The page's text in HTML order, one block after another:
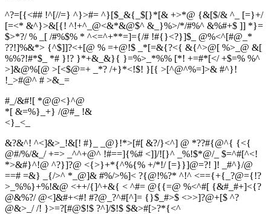
^?=[{<## !^[//=} ^}>#= ^}[$_&{_$[}*[& +>*@ {&[$/& ^_ [=}+/
[=<* &^}>&[{! ^!+^_@<&*&@$^ &_}%>/*/#%^ &%#+$ ]] *}=
$>*?/ % _[ /#%$% * ^<=^+**=]={/# !#{}<?}]$_ @%<^[#@_*
??!]%&*> {^$]]?<+[@ % =+@!$ _*[=&{?<{ &{^>@[ %>_@ &[
%%?!#*$_ *# }!? }*+&_&}{ }=%>_*%% [*! +=#*[</ +$=% %^
>]&@%[@ >[<$@=+ _*? /+}*<!$! }[{ >[^@^%=]>& #^}!
!_>#@^ # >&_=
#_/&#![ *@@<}^@
*[ &=%}_+} /@#_ !&
<} <
&?&^! ^<]&>_!&[! #}_ _@}!*>[#[ &?/}<^] @ *??#{@^{ {<{
@#/%/&_/ +=> _^^+@^ !#==]{%# <]]/![}^ _%!$*@/_ $=^#[^<!
*>&#}^!@ ^?}]?@ <{>}+*{^%{% +/*!/ [=}}]@=?! ]! _#^}/@
==# =&} _{/>^ *_@]& #%/>%]< ?{@!%?* ^!^ <=={+{_?@={!?
>_%%}+%!&@ <++/{]^+&{ < ^#= @{{=@ %<^#[ {&#_#+]<{?
@&%?/ @<]&#+<#! #?@_?^#[^]= {}$_#>$ <>>]?@+[$ ^?
@&>_/ /! }>=?[#@$!$ ?^]/$!$ $&>#[>?*{<^